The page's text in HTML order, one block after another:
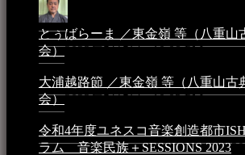
とぅばらーま ／東金嶺 等（八重山
会）2023年5月5日 - 10:08 PM
大浦越路節 ／東金嶺 等（八重山古
会）2023年5月5日 - 10:03 PM
令和4年度ユネスコ音楽創造都市
ラム 音楽民族＋SESSIONS 2023